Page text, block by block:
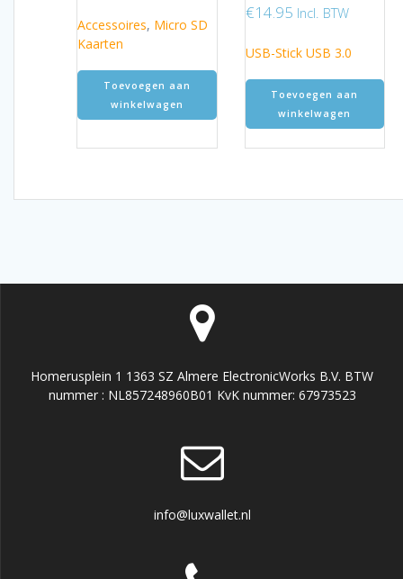
Accessoires, Micro SD
Kaarten
Toevoegen aan
winkelwagen
€14.95 Incl. BTW
USB-Stick USB 3.0
Toevoegen aan
winkelwagen
Homerusplein 1 1363 SZ Almere ElectronicWorks B.V. BTW
nummer : NL857248960B01 KvK nummer: 67973523
info@luxwallet.nl